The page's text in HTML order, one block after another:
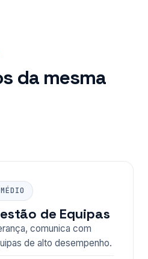
da mesma
de Equipas
comunica com
de alto desempenho.